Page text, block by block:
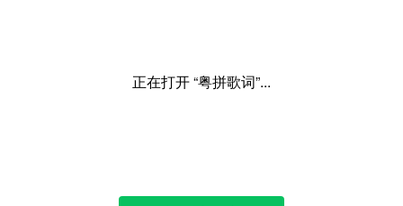
正在打开 “粤拼歌词”...